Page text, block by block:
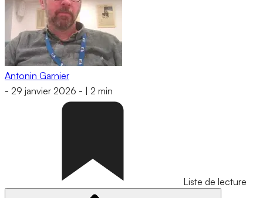
Antonin Garnier
- 29 janvier 2026 - 2 min
Liste de lecture